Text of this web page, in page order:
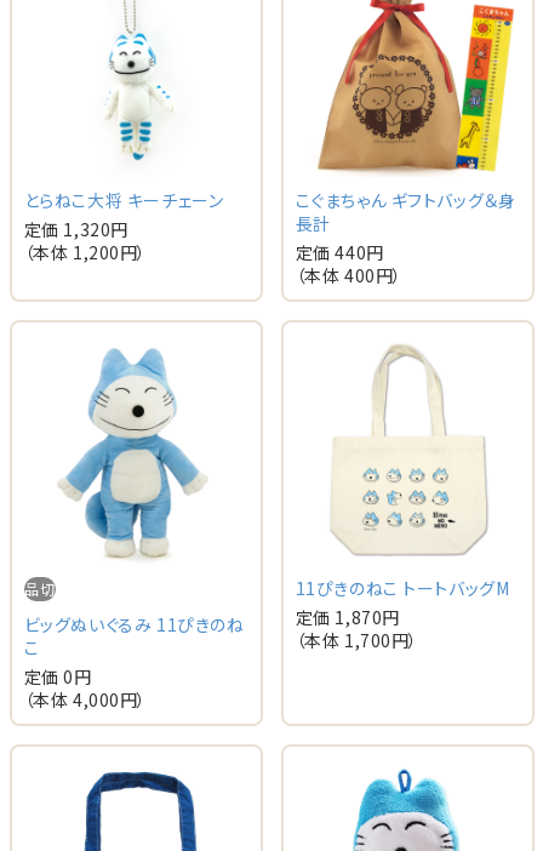
とらねこ大将 キーチェーン
定価 1,320円
（本体 1,200円）
こぐまちゃん ギフトバッグ＆身
長計
定価 440円
（本体 400円）
品切
ビッグぬいぐるみ 11ぴきのね
こ
定価 0円
（本体 4,000円）
11ぴきのねこ トートバッグM
定価 1,870円
（本体 1,700円）